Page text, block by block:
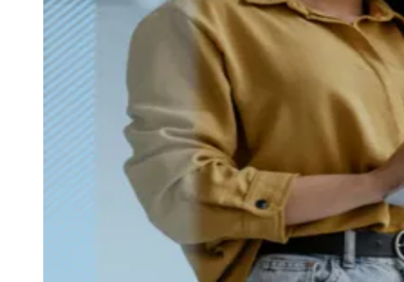
Turismo
Segurança Regional
Hospitais Estaduais
Parques & Represas
Cidades da Região
Santana de Parnaíba
Osasco CarapicuíbaJandira CotiaPirapora
do Bom Jesus
AraçariguamaCajamarCaieiras
Francisco MoratoTaboão da Serra Embu das Artes São Roque
Anuncie Regional
Guia de Empresas
Novo
Hub de Negócios